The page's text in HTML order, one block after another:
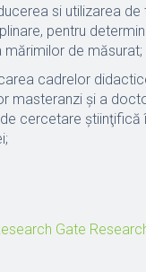
si utilizarea de
pentru
mărimilor de măsurat;
cadrelor
masteranzi şi a
cercetare ştiinţifică
Gate